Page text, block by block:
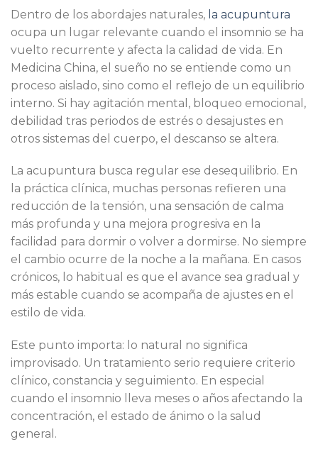
Dentro de los abordajes naturales, la acupuntura
ocupa un lugar relevante cuando el insomnio se ha
vuelto recurrente y afecta la calidad de vida. En
Medicina China, el sueño no se entiende como un
proceso aislado, sino como el reflejo de un equilibrio
interno. Si hay agitación mental, bloqueo emocional,
debilidad tras periodos de estrés o desajustes en
otros sistemas del cuerpo, el descanso se altera.
La acupuntura busca regular ese desequilibrio. En
la práctica clínica, muchas personas refieren una
reducción de la tensión, una sensación de calma
más profunda y una mejora progresiva en la
facilidad para dormir o volver a dormirse. No siempre
el cambio ocurre de la noche a la mañana. En casos
crónicos, lo habitual es que el avance sea gradual y
más estable cuando se acompaña de ajustes en el
estilo de vida.
Este punto importa: lo natural no significa
improvisado. Un tratamiento serio requiere criterio
clínico, constancia y seguimiento. En especial
cuando el insomnio lleva meses o años afectando la
concentración, el estado de ánimo o la salud
general.